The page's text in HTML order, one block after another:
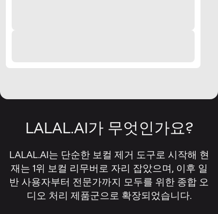
LALAL.AI가 무엇인가요?
LALAL.AI는 단순한 보컬 제거 도구로 시작해 현
재는 1위 보컬 리무버로 자리 잡았으며, 이후 일
반 사용자부터 전문가까지 모두를 위한 종합 오
디오 처리 제품군으로 확장되었습니다.